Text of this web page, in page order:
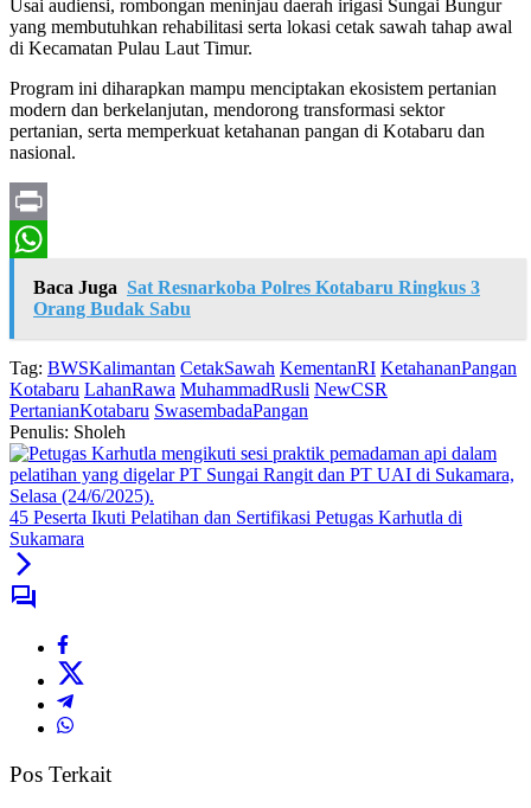
Usai audiensi, rombongan meninjau daerah irigasi Sungai Bungur
yang membutuhkan rehabilitasi serta lokasi cetak sawah tahap awal
di Kecamatan Pulau Laut Timur.
Program ini diharapkan mampu menciptakan ekosistem pertanian
modern dan berkelanjutan, mendorong transformasi sektor
pertanian, serta memperkuat ketahanan pangan di Kotabaru dan
nasional.
Print
WhatsApp
Baca Juga Sat Resnarkoba Polres Kotabaru Ringkus 3
Orang Budak Sabu
Tag: BWSKalimantan CetakSawah KementanRI KetahananPangan
Kotabaru LahanRawa MuhammadRusli NewCSR
PertanianKotabaru SwasembadaPangan
Penulis: Sholeh
45 Peserta Ikuti Pelatihan dan Sertifikasi Petugas Karhutla di
Sukamara
Pos Terkait